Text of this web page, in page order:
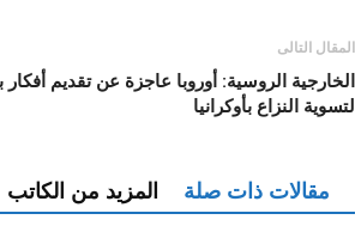
المقال التالى
الخارجية الروسية: أوروبا عاجزة عن تقديم أفكار
لتسوية النزاع بأوكرانيا
مقالات ذات صلة المزيد من الكاتب